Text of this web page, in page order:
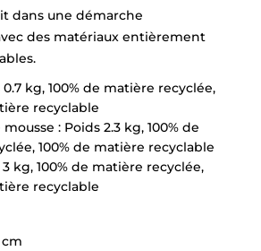
dans une démarche
des matériaux entièrement
0.7 kg, 100% de matière recyclée,
recyclable
: Poids 2.3 kg, 100% de
100% de matière recyclable
3 kg, 100% de matière recyclée,
recyclable
cm